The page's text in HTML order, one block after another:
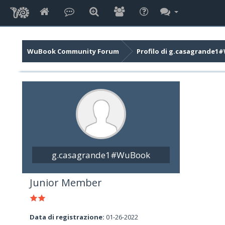
WuBook Community Forum Profilo di
g.casagrande1#WuBook
Junior Member
Data di registrazione: 01-26-2022